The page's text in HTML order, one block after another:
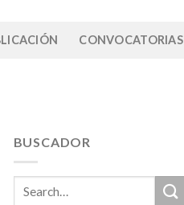
CONVOCATORIAS
BUSCADOR